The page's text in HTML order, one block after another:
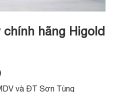
chính hãng Higold
và ĐT Sơn Tùng